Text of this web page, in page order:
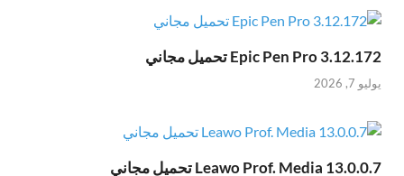
Epic Pen Pro 3.12.172 تحميل مجاني
يوليو 7, 2026
Leawo Prof. Media 13.0.0.7 تحميل مجاني